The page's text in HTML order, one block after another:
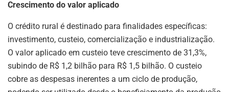
Crescimento do valor aplicado
O crédito rural é destinado para finalidades específicas:
investimento, custeio, comercialização e industrialização.
O valor aplicado em custeio teve crescimento de 31,3%,
subindo de R$ 1,2 bilhão para R$ 1,5 bilhão. O custeio
cobre as despesas inerentes a um ciclo de produção,